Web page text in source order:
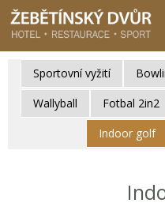
Žebětínský dvůr - Gastro &
Sportovní vyžití
Wallyball
Fotbal 2in2
Indoor golf